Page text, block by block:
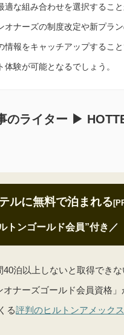
適な組み合わせを選択するこ
オナーズの制度改定や新プラ
情報をキャッチアップするこ
験が可能となるでしょう。
のライター ▶
ルに無料で泊まれる
トンゴールド会員”付き ／
40泊以上しないと取得でき
ナーズゴールド会員資格」
る評判のヒルトンアメック